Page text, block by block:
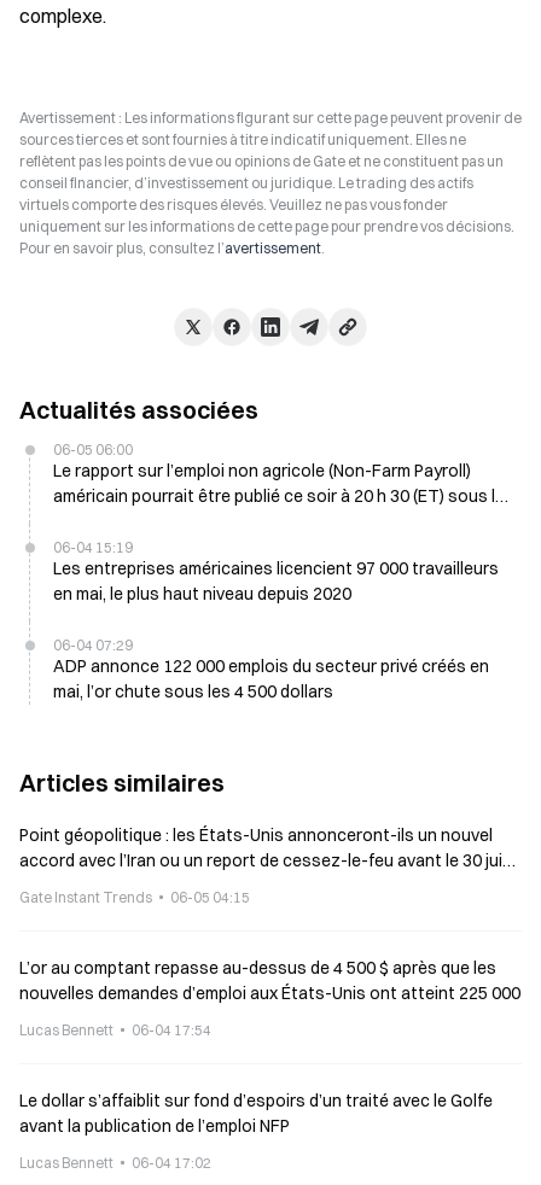
complexe.
Avertissement : Les informations figurant sur cette page peuvent provenir de
sources tierces et sont fournies à titre indicatif uniquement. Elles ne
reflètent pas les points de vue ou opinions de Gate et ne constituent pas un
conseil financier, d’investissement ou juridique. Le trading des actifs
virtuels comporte des risques élevés. Veuillez ne pas vous fonder
uniquement sur les informations de cette page pour prendre vos décisions.
Pour en savoir plus, consultez l’avertissement.
Actualités associées
06-05 06:00
Le rapport sur l’emploi non agricole (Non-Farm Payroll)
américain pourrait être publié ce soir à 20 h 30 (ET) sous la
06-04 15:19
Les entreprises américaines licencient 97 000 travailleurs
en mai, le plus haut niveau depuis 2020
06-04 07:29
ADP annonce 122 000 emplois du secteur privé créés en
mai, l’or chute sous les 4 500 dollars
Articles similaires
Point géopolitique : les États-Unis annonceront-ils un nouvel
accord avec l’Iran ou un report de cessez-le-feu avant le 30 juin
Gate Instant Trends 06-05 04:15
L’or au comptant repasse au-dessus de 4 500 $ après que les
nouvelles demandes d’emploi aux États-Unis ont atteint 225 000
Lucas Bennett 06-04 17:54
Le dollar s’affaiblit sur fond d’espoirs d’un traité avec le Golfe
avant la publication de l’emploi NFP
Lucas Bennett 06-04 17:02